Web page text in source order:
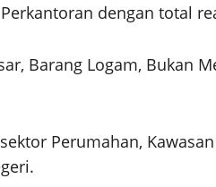
dengan total
Barang Logam, Bukan
Perumahan,